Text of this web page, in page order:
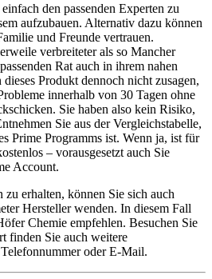
den passenden Experten zu
aufzubauen. Alternativ dazu können
und Freunde vertrauen.
verbreiteter als so Mancher
Rat auch in ihrem nahen
Produkt dennoch nicht zusagen,
innerhalb von 30 Tagen ohne
Sie haben also kein Risiko,
Sie aus der Vergleichstabelle,
Prime Programms ist. Wenn ja, ist für
– vorausgesetzt auch Sie
Account.
erhalten, können Sie sich auch
Hersteller wenden. In diesem Fall
Chemie empfehlen. Besuchen Sie
finden Sie auch weitere
oder E-Mail.